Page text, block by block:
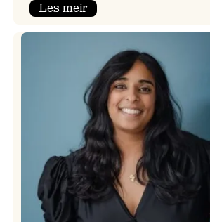
Les meir:
tilbake!